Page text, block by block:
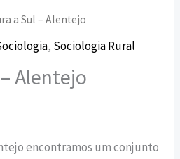
a Sul – Alentejo
, Sociologia Rural
Alentejo
encontramos um conjunto